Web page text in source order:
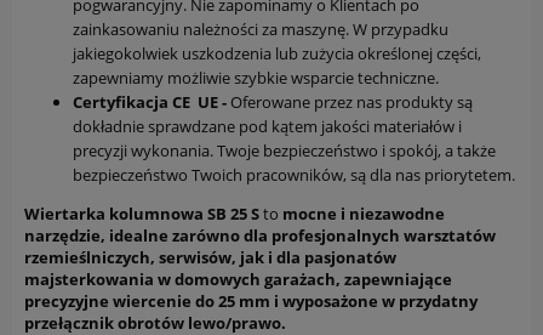
pogwarancyjny. Nie zapominamy o Klientach po
zainkasowaniu należności za maszynę. W przypadku
jakiegokolwiek uszkodzenia lub zużycia określonej części,
zapewniamy możliwie szybkie wsparcie techniczne.
Certyfikacja CE UE - Oferowane przez nas produkty są
dokładnie sprawdzane pod kątem jakości materiałów i
precyzji wykonania. Twoje bezpieczeństwo i spokój, a także
bezpieczeństwo Twoich pracowników, są dla nas priorytetem.
Wiertarka kolumnowa SB 25 Sto mocne i niezawodne
narzędzie, idealne zarówno dla profesjonalnych warsztatów
rzemieślniczych, serwisów, jak i dla pasjonatów
majsterkowania w domowych garażach, zapewniające
precyzyjne wiercenie do 25 mm i wyposażone w przydatny
przełącznik obrotów lewo/prawo.